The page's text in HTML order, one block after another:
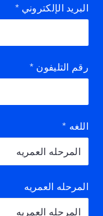
البريد الإلكتروني *
رقم التليفون *
اللغه *
المرحله العمريه